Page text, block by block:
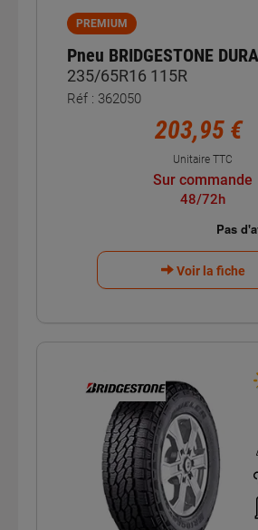
PREMIUM
Pneu BRIDGESTONE
235/65R16 115R
Réf : 362050
203,95 €
Unitaire TTC
Sur commande
48/72h
Voir la fiche